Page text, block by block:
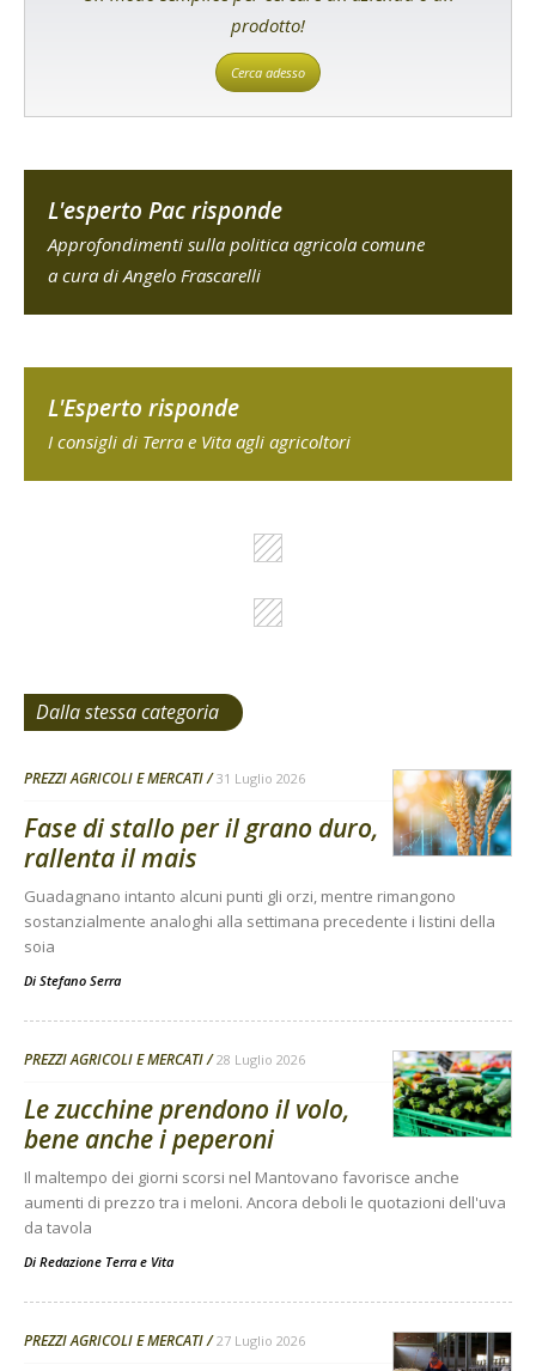
prodotto!
Cerca adesso
L'esperto Pac risponde
Approfondimenti sulla politica agricola comune
a cura di Angelo Frascarelli
L'Esperto risponde
I consigli di Terra e Vita agli agricoltori
Dalla stessa categoria
PREZZI AGRICOLI E MERCATI 31 Luglio 2026
Fase di stallo per il grano duro,
rallenta il mais
Guadagnano intanto alcuni punti gli orzi, mentre rimangono
sostanzialmente analoghi alla settimana precedente i listini della
soia
Di Stefano Serra
PREZZI AGRICOLI E MERCATI 28 Luglio 2026
Le zucchine prendono il volo,
bene anche i peperoni
Il maltempo dei giorni scorsi nel Mantovano favorisce anche
aumenti di prezzo tra i meloni. Ancora deboli le quotazioni dell'uva
da tavola
Di Redazione Terra e Vita
PREZZI AGRICOLI E MERCATI 27 Luglio 2026